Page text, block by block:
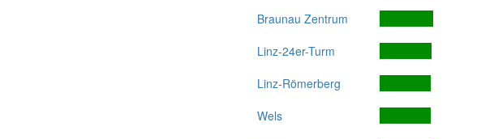
Braunau Zentrum
Linz-24er-Turm
Linz-Römerberg
Wels